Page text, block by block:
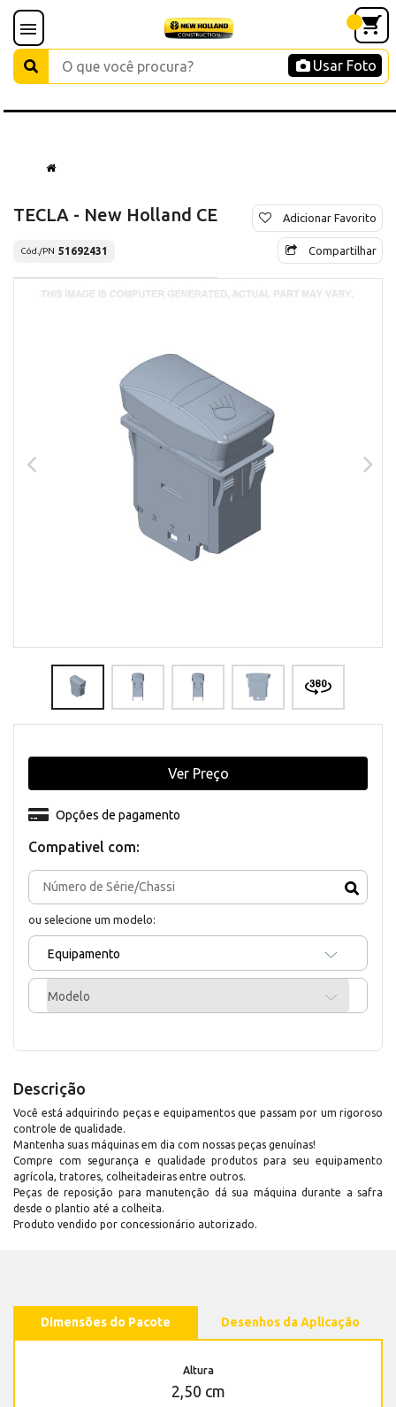
Usar Foto
TECLA - New Holland CE
Cód./PN 51692431
Adicionar Favorito
Compartilhar
Compativel com:
ou selecione um modelo:
Equipamento
Modelo
Opções de pagamento
Ver Preço
Descrição
Você está adquirindo peças e equipamentos que passam por um rigoroso
controle de qualidade.
Mantenha suas máquinas em dia com nossas peças genuínas!
Compre com segurança e qualidade produtos para seu equipamento
agrícola, tratores, colheitadeiras entre outros.
Peças de reposição para manutenção dá sua máquina durante a safra
desde o plantio até a colheita.
Produto vendido por concessionário autorizado.
Dimensões do Pacote Desenhos da Aplicação
Altura
2,50 cm